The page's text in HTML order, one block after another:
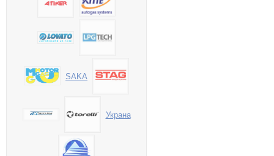
SAKA
Украна